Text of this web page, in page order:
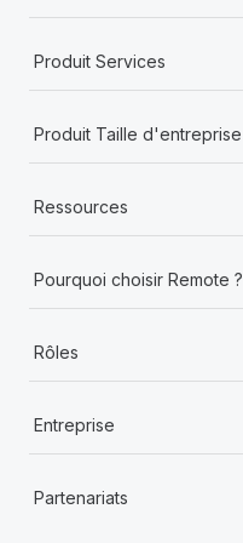
En savoir plus
Produit Services
Produit Taille d'entreprise
Ressources
Pourquoi choisir Remote ?
Rôles
Entreprise
Partenariats